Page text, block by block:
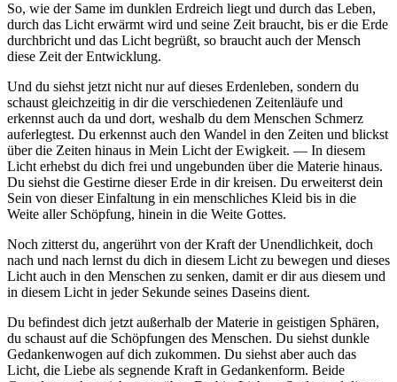
So, wie der Same im dunklen Erdreich liegt und durch das Leben,
durch das Licht erwärmt wird und seine Zeit braucht, bis er die Erde
durchbricht und das Licht begrüßt, so braucht auch der Mensch
diese Zeit der Entwicklung.
Und du siehst jetzt nicht nur auf dieses Erdenleben, sondern du
schaust gleichzeitig in dir die verschiedenen Zeitenläufe und
erkennst auch da und dort, weshalb du dem Menschen Schmerz
auferlegtest. Du erkennst auch den Wandel in den Zeiten und blickst
über die Zeiten hinaus in Mein Licht der Ewigkeit. — In diesem
Licht erhebst du dich frei und ungebunden über die Materie hinaus.
Du siehst die Gestirne dieser Erde in dir kreisen. Du erweiterst dein
Sein von dieser Einfaltung in ein menschliches Kleid bis in die
Weite aller Schöpfung, hinein in die Weite Gottes.
Noch zitterst du, angerührt von der Kraft der Unendlichkeit, doch
nach und nach lernst du dich in diesem Licht zu bewegen und dieses
Licht auch in den Menschen zu senken, damit er dir aus diesem und
in diesem Licht in jeder Sekunde seines Daseins dient.
Du befindest dich jetzt außerhalb der Materie in geistigen Sphären,
du schaust auf die Schöpfungen des Menschen. Du siehst dunkle
Gedankenwogen auf dich zukommen. Du siehst aber auch das
Licht, die Liebe als segnende Kraft in Gedankenform. Beide